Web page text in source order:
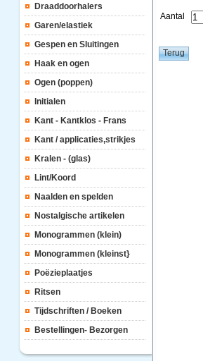
Draaddoorhalers
Garen/elastiek
Gespen en Sluitingen
Haak en ogen
Ogen (poppen)
Initialen
Kant - Kantklos - Frans
Kant / applicaties,strikjes
Kralen - (glas)
Lint/Koord
Naalden en spelden
Nostalgische artikelen
Monogrammen (klein)
Monogrammen (kleinst}
Poëzieplaatjes
Ritsen
Tijdschriften / Boeken
Bestellingen- Bezorgen
Aantal